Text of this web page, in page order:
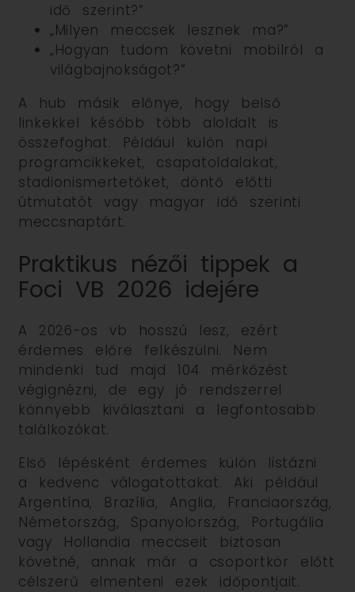
idő szerint?”
„Milyen meccsek lesznek ma?”
„Hogyan tudom követni mobilról a
világbajnokságot?”
A hub másik előnye, hogy belső
linkekkel később több aloldalt is
összefoghat. Például külön napi
programcikkeket, csapatoldalakat,
stadionismertetőket, döntő előtti
útmutatót vagy magyar idő szerinti
meccsnaptárt.
Praktikus nézői tippek a
Foci VB 2026 idejére
A 2026-os vb hosszú lesz, ezért
érdemes előre felkészülni. Nem
mindenki tud majd 104 mérkőzést
végignézni, de egy jó rendszerrel
könnyebb kiválasztani a legfontosabb
találkozókat.
Első lépésként érdemes külön listázni
a kedvenc válogatottakat. Aki például
Argentína, Brazília, Anglia, Franciaország,
Németország, Spanyolország, Portugália
vagy Hollandia meccseit biztosan
követné, annak már a csoportkör előtt
célszerű elmenteni ezek időpontjait.